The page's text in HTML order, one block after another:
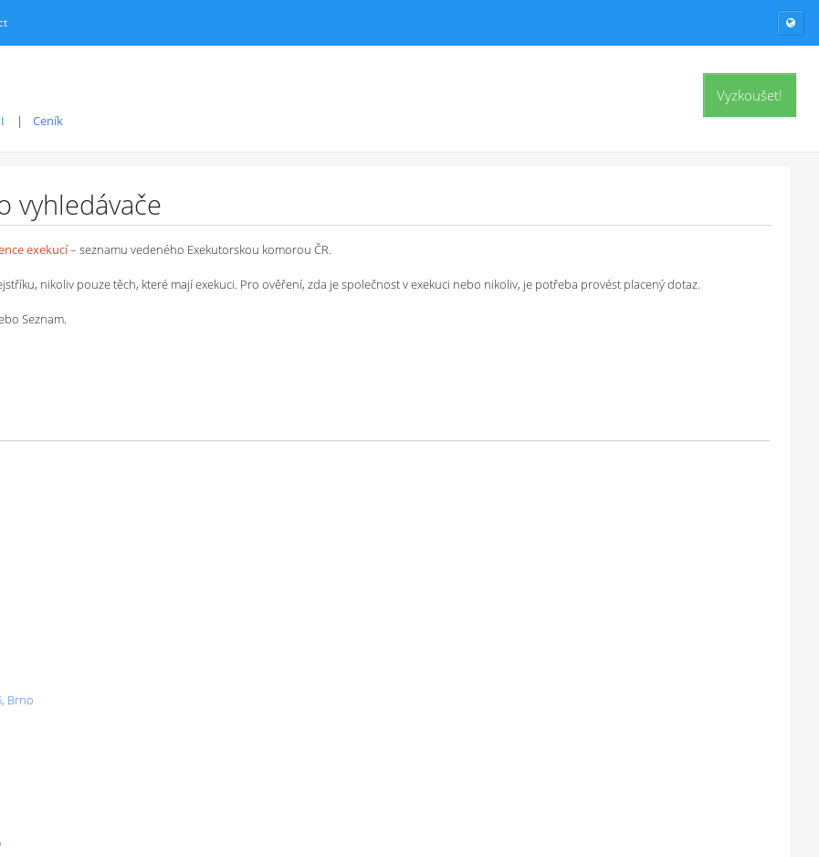
Vyzkoušet!
Ceník
vyhledávače
exekucí– seznamu vedeného Exekutorskou komorou ČR.
nikoliv pouze těch, které mají exekuci. Pro ověření, zda je společnost v exekuci nebo nikoliv, je potřeba provést placený dotaz.
Seznam.
Brno